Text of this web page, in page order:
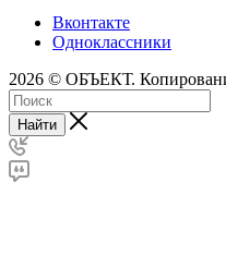
Вконтакте
Одноклассники
2026 © ОБЪЕКТ.
Найти